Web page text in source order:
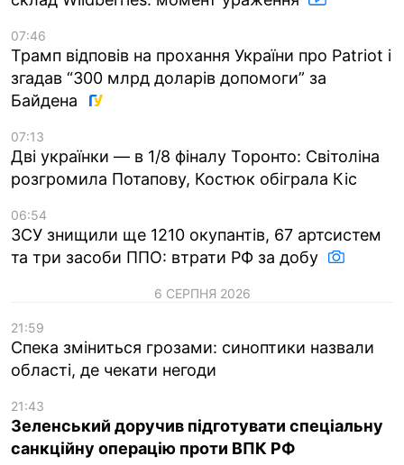
07:46
Трамп відповів на прохання України про Patriot і
згадав “300 млрд доларів допомоги” за
Байдена
07:13
Дві українки — в 1/8 фіналу Торонто: Світоліна
розгромила Потапову, Костюк обіграла Кіс
06:54
ЗСУ знищили ще 1210 окупантів, 67 артсистем
та три засоби ППО: втрати РФ за добу
6 СЕРПНЯ 2026
21:59
Спека зміниться грозами: синоптики назвали
області, де чекати негоди
21:43
Зеленський доручив підготувати спеціальну
санкційну операцію проти ВПК РФ